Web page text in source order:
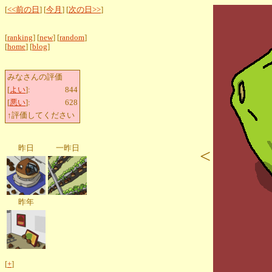
[<<前の日 ] [今月 ] [次の日>>]
[ranking] [new] [random]
[home] [blog]
みなさんの評価
[よい]:
844
[悪い]:
628
↑評価してください
昨日 一昨日
昨年
[+]
<